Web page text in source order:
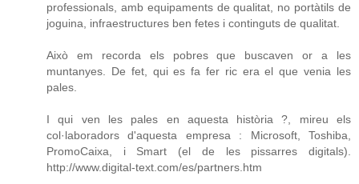
professionals, amb equipaments de qualitat, no portàtils de
joguina, infraestructures ben fetes i continguts de qualitat.
Això em recorda els pobres que buscaven or a les
muntanyes. De fet, qui es fa fer ric era el que venia les
pales.
I qui ven les pales en aquesta història ?, mireu els
col·laboradors d'aquesta empresa : Microsoft, Toshiba,
PromoCaixa, i Smart (el de les pissarres digitals).
http://www.digital-text.com/es/partners.htm